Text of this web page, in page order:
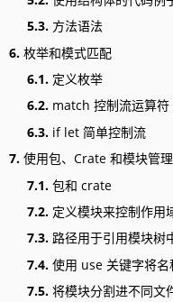
5.3. 方法语法
6. 枚举和模式匹配
6.1. 定义枚举
6.2. match 控制流运算符
6.3. if let 简单控制流
7. 使用包、Crate 和模块管
7.1. 包和 crate
7.2. 定义模块来控制作用
7.3. 路径用于引用模块树
7.4. 使用 use 关键字将
7.5. 将模块分割进不同文